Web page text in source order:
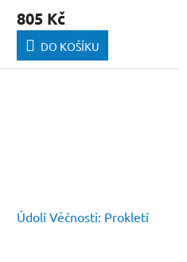
805 Kč
DO KOŠÍKU
Údolí Věčnosti: Prokletí